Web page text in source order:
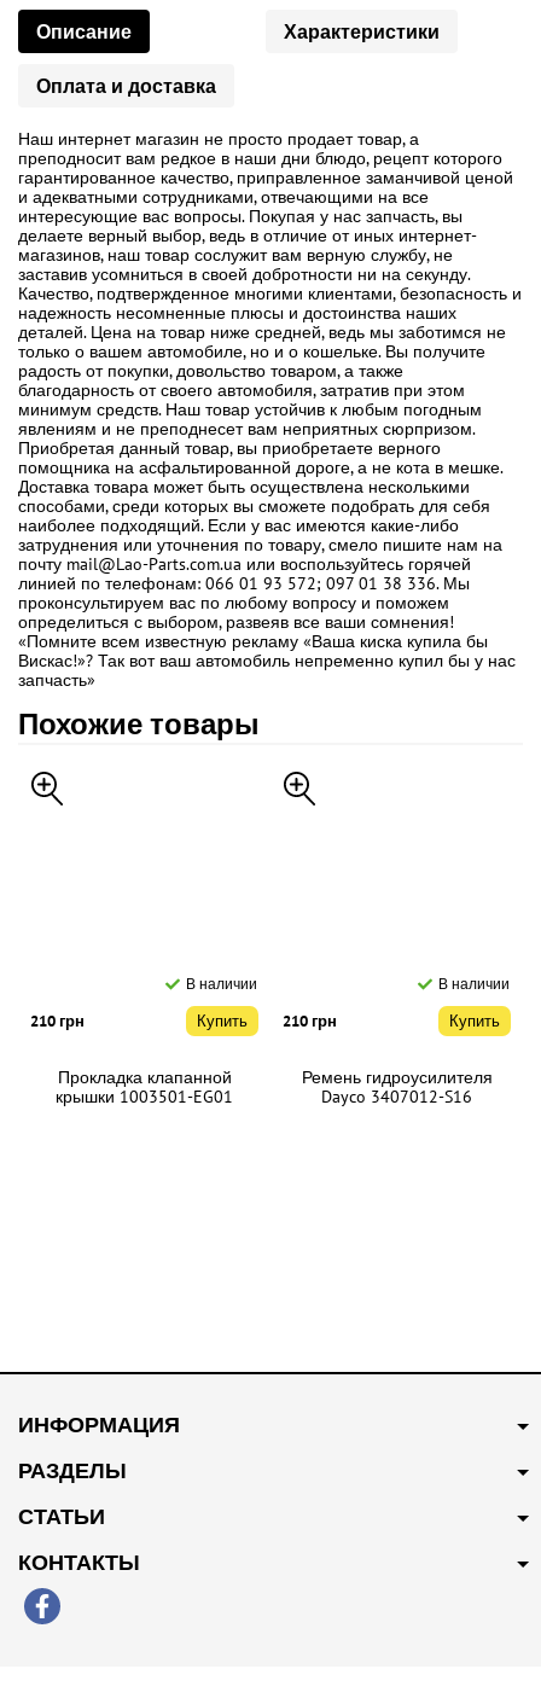
Описание Характеристики
Оплата и доставка
Наш интернет магазин не просто продает товар, а
преподносит вам редкое в наши дни блюдо, рецепт которого
гарантированное качество, приправленное заманчивой ценой
и адекватными сотрудниками, отвечающими на все
интересующие вас вопросы. Покупая у нас запчасть, вы
делаете верный выбор, ведь в отличие от иных интернет-
магазинов, наш товар сослужит вам верную службу, не
заставив усомниться в своей добротности ни на секунду.
Качество, подтвержденное многими клиентами, безопасность и
надежность несомненные плюсы и достоинства наших
деталей. Цена на товар ниже средней, ведь мы заботимся не
только о вашем автомобиле, но и о кошельке. Вы получите
радость от покупки, довольство товаром, а также
благодарность от своего автомобиля, затратив при этом
минимум средств. Наш товар устойчив к любым погодным
явлениям и не преподнесет вам неприятных сюрпризом.
Приобретая данный товар, вы приобретаете верного
помощника на асфальтированной дороге, а не кота в мешке.
Доставка товара может быть осуществлена несколькими
способами, среди которых вы сможете подобрать для себя
наиболее подходящий. Если у вас имеются какие-либо
затруднения или уточнения по товару, смело пишите нам на
почту mail@Lao-Parts.com.ua или воспользуйтесь горячей
линией по телефонам: 066 01 93 572; 097 01 38 336. Мы
проконсультируем вас по любому вопросу и поможем
определиться с выбором, развеяв все ваши сомнения!
«Помните всем известную рекламу «Ваша киска купила бы
Вискас!»? Так вот ваш автомобиль непременно купил бы у нас
запчасть»
Похожие товары
В наличии
210 грн Купить
Прокладка клапанной
крышки 1003501-EG01
В наличии
210 грн Купить
Ремень гидроусилителя
Dayco 3407012-S16
250 грн Купить
Фильтр салона угольный
465 грн Купить
ИНФОРМАЦИЯ
РАЗДЕЛЫ
СТАТЬИ
КОНТАКТЫ